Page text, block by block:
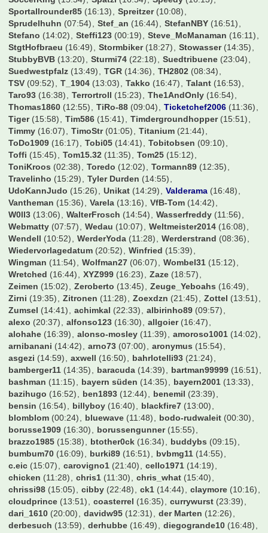
Peter324(07:15) PeterPlautze(15:08) Pez(15:10)
Pforte(16:13) Phil93257(15:59) Philipp09(16:39)
Pierre52 (16:18) Pionier(14:34) Poets90(22:17)
Pokermon11(07:58) Pruggel(00:13) PtoTheWee(08:27)
Quizmeister (05:12) RC-Jonny(11:07) RM1902(16:06)
Rakete(16:04) Rausch089(11:53) Ravensburger77(22:22)
Rehtnap(14:30) Rene209(13:48) Rinnetaler(09:23)
Robben1(15:22) Robinho(00:55) Robsn67(04:36)
Rock'n'Goal(15:44) RollingStone(01:10)
Rooney1887(15:58) Rosicky10(13:08) Rothose1887(15:51)
Roundhopper53 (15:39) S04Father(14:04)
S04Wittener(16:33) Salito0794(13:25)
Schmorkönig09(11:19) Schmucki(10:55)
Schneckerl(14:29) Schnitzel(11:11) Schockse(16:52)
Schroeder(13:41) Schumi88(09:02) Schwabo
Schwenka5(10:29) Seppel01(15:14) Sh1v0r(15:06)
Simifcb(16:48) Simon Westwood(16:49) SimonE(15:55)
Simon_089(14:00) Sindre(22:35) Sisan(16:19)
Slap0r(13:32) Snx_FCB(16:37) SoccerFreak(16:08)
SoccerKing(15:54) Spatzl(16:54) Speedy(16:13)
Sportallrounder85(16:13) Spreitzer(10:08)
Sprudelhuhn(07:54) Stef_an (16:44) StefanNBY (16:51)
Stefano(14:02) Steffi123(00:19) Steve_McManaman
StgtHofbraeu(16:49) Stormbiker(18:27) Stowasser(14:35)
StubbyBVB(13:20) Sturmi74(22:18) Suedtribuene(23:04)
Suedwestpfalz(13:49) TGR(14:36) TH2802(08:34)
TSV(09:52) T_1904(13:03) Takko(16:47) Talant
Taro93(16:38) Terrortroll(15:23) The1AndOnly(16:54)
Thomas1860(12:55) TiRo-88(09:04) Ticketchef2006
Tiger(15:58) Tim586(15:41) Timdergroundhopper
Timmy(16:07) TimoStr(01:05) Titanium(21:44)
ToDo1909(16:17) Tobi05(14:41) Tobitobsen(09:10)
Toffi(15:45) Tom15.32(11:35) Tom25(15:12)
ToniKroos(02:38) Toredo(12:02) Tormann89(12:35)
Travelinho (15:29) Tyler Durden(14:55)
UdoKannJudo(15:26) Unikat(14:29) Valderama
Vantheman(15:36) Varela(13:16) VfB-Tom(14:42)
W0ll3(13:06) WalterFrosch (14:54) Wasserfreddy(11:56)
Webmatty(07:57) Wedau(10:07) Weltmeister2014(16:08)
Wendell (10:52) WerderYoda(11:28) Werderstrand
Wiedervorlagedatum(20:52) Winfried(15:39)
Wingman(11:54) Wolfman27(06:07) Wombel31(15:12)
Wretched(16:44) XYZ999(16:23) Zaze(18:57)
Zeimen(15:02) Zeroberto(13:45) Zeuge_Yeboahs(16:49)